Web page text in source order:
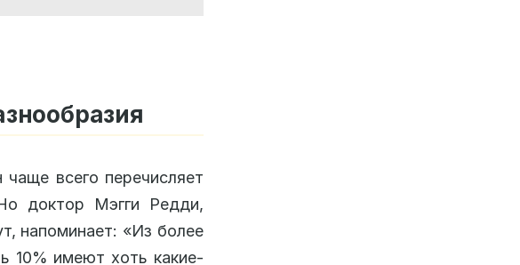
всего перечисляет
доктор Мэгги Редди,
напоминает: «Из более
10% имеют хоть какие-